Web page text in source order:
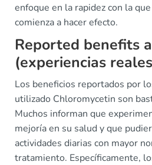
enfoque en la rapidez con la
comienza a hacer efecto.
Reported benefits
(experiencias
Los beneficios reportados por
utilizado Chloromycetin son
Muchos informan que
mejoría en su salud y que
actividades diarias con mayor
tratamiento. Específicamente,